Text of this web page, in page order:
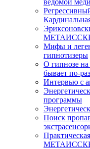
ведомой
Мифы и
гипнотизеры
О гипнозе
бывает по-
Интервью с
программы
Поиск